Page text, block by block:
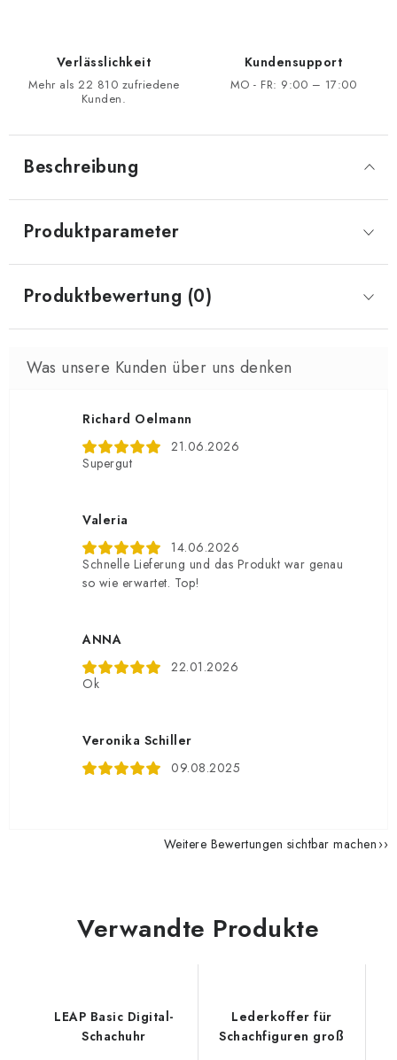
Verlässlichkeit
Mehr als 22 810 zufriedene
Kunden.
Kundensupport
MO - FR: 9:00 – 17:00
Beschreibung
Produktparameter
Produktbewertung (0)
Richard Oelmann
21.06.2026
Supergut
Valeria
14.06.2026
Schnelle Lieferung und das Produkt war genau
so wie erwartet. Top!
ANNA
22.01.2026
Ok
Veronika Schiller
09.08.2025
Weitere Bewertungen sichtbar machen
Verwandte Produkte
LEAP Basic Digital-
Schachuhr
Lederkoffer für
Schachfiguren groß